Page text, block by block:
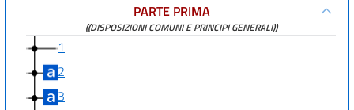
PARTE PRIMA
((DISPOSIZIONI COMUNI E PRINCIPI GENERALI))
1
2
3